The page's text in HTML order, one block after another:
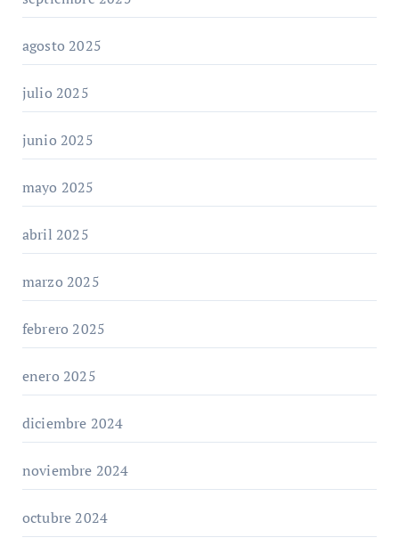
agosto 2025
julio 2025
junio 2025
mayo 2025
abril 2025
marzo 2025
febrero 2025
enero 2025
diciembre 2024
noviembre 2024
octubre 2024